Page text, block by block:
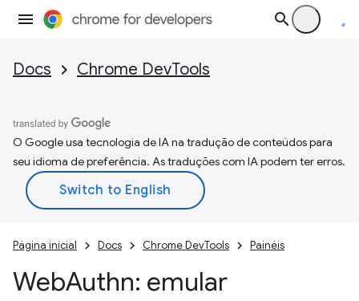
Docs Chrome DevTools
O Google usa tecnologia de IA na tradução de conteúdos para
seu idioma de preferência. As traduções com IA podem ter erros.
Página inicial Docs Chrome DevTools Painéis
WebAuthn: emular